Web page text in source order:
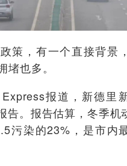
策，有一个直接背景
堵也多。
报道，新德里
告。报告估算，冬季机
污染的23%，是市内